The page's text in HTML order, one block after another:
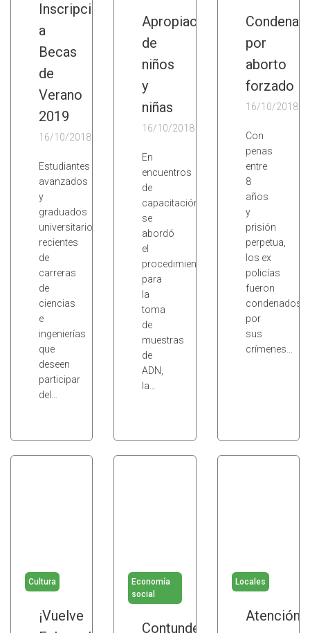
Inscripción
a
Becas
de
Verano
2019
16/10/2018
Estudiantes
avanzados
y
graduados
universitarios
recientes
de
carreras
de
ciencias
e
ingenierías
que
deseen
participar
del…
Apropiación
de
niños
y
niñas
16/10/2018
En
encuentros
de
capacitación
se
abordó
el
procedimiento
para
la
toma
de
muestras
de
ADN,
la…
Condena
por
aborto
forzado
16/10/2018
Con
penas
entre
8
años
y
prisión
perpetua,
los ex
policías
fueron
condenados
por
sus
crímenes…
Cultura
¡Vuelve
Economía
social
Contundente
Locales
Atención